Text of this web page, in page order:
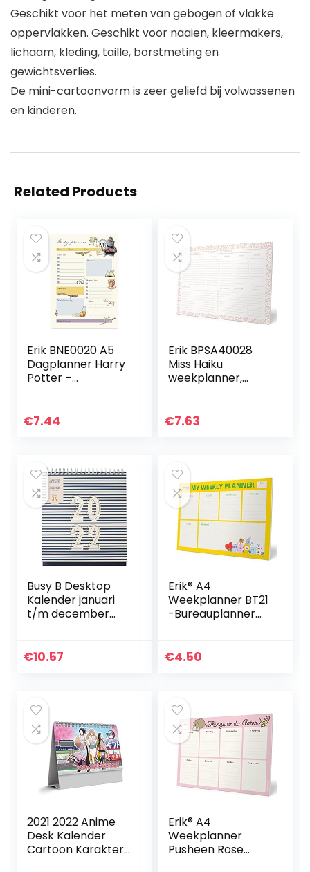
Geschikt voor het meten van gebogen of vlakke
oppervlakken. Geschikt voor naaien, kleermakers,
lichaam, kleding, taille, borstmeting en
gewichtsverlies.
De mini-cartoonvorm is zeer geliefd bij volwassenen
en kinderen.
Related Products
Erik BNE0020 A5
Dagplanner Harry
Potter –
afscheurbare
€7.44
Erik BPSA40028
Miss Haiku
weekplanner,
planner
€7.63
Busy B Desktop
Kalender januari
t/m december
zakken en
€10.57
Erik® A4
Weekplanner BT21
-Bureauplanner
vellen
€4.50
2021 2022 Anime
Desk Kalender
Cartoon Karakter
Erik® A4
Weekplanner
Pusheen Rose